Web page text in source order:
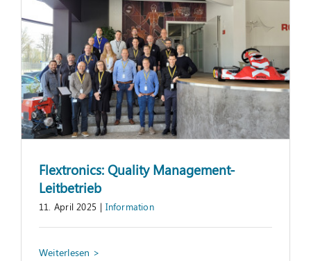
Flextronics: Quality Management-
Leitbetrieb
11. April 2025 | Information